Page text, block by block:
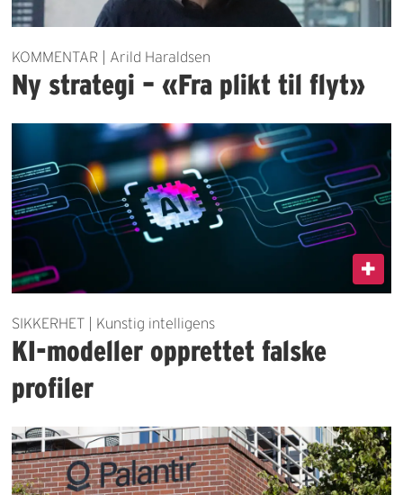
KOMMENTAR | Arild Haraldsen
Ny strategi – «Fra plikt til flyt»
SIKKERHET | Kunstig intelligens
KI-modeller opprettet falske
profiler